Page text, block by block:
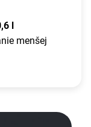
l
menšej